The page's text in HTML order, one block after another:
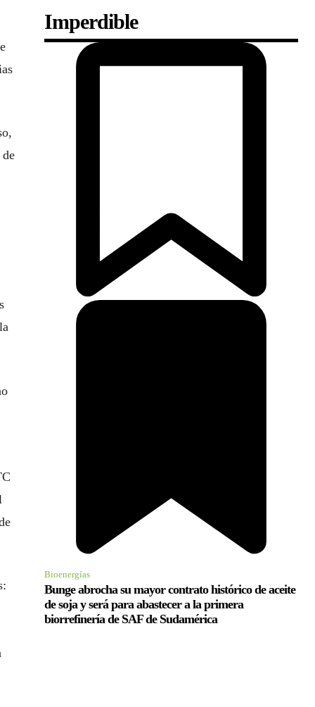
Imperdible
Bioenergías
Bunge abrocha su mayor contrato histórico de aceite
de soja y será para abastecer a la primera
biorrefinería de SAF de Sudamérica